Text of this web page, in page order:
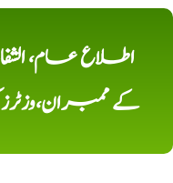
اطلاع عام،
کے